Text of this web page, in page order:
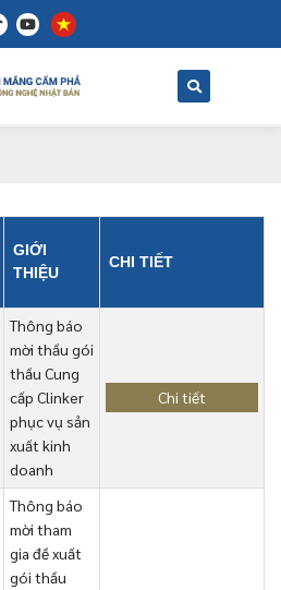
GIỚI
THIỆU
CHI TIẾT
Thông báo
mời thầu gói
thầu Cung
cấp Clinker
phục vụ sản
xuất kinh
doanh
Chi tiết
Thông báo
mời tham
gia đề xuất
gói thầu